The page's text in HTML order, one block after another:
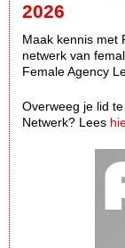
2026
Maak kennis met
netwerk van
Female Agency
Overweeg je lid
Netwerk? Lees